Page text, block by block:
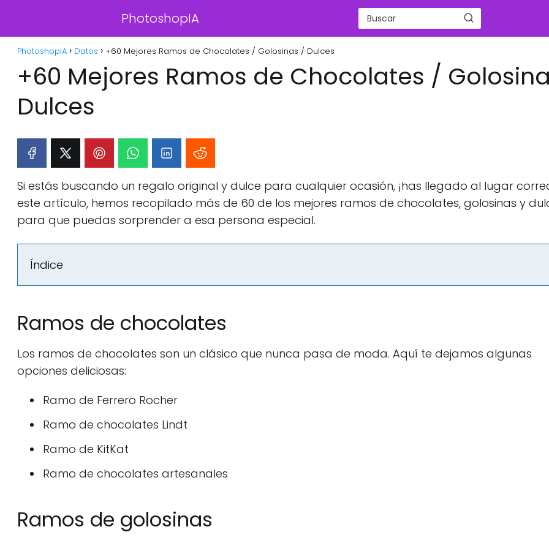
PhotoshopIA
PhotoshopIA Datos +60 Mejores Ramos de Chocolates / Golosinas / Dulces
+60 Mejores Ramos de Chocolates /
Dulces
Si estás buscando un regalo original y dulce para cualquier ocasión, ¡has llegado al lugar
este artículo, hemos recopilado más de 60 de los mejores ramos de chocolates, golosinas y
para que puedas sorprender a esa persona especial.
Índice
Ramos de chocolates
Los ramos de chocolates son un clásico que nunca pasa de moda. Aquí te dejamos algunas
opciones deliciosas:
Ramo de Ferrero Rocher
Ramo de chocolates Lindt
Ramo de KitKat
Ramo de chocolates artesanales
Ramos de golosinas